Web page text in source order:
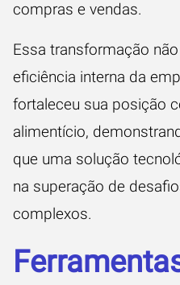
compras e vendas.
Essa transformação
eficiência interna da
fortaleceu sua posição
alimentício,
que uma solução
na superação de
complexos.